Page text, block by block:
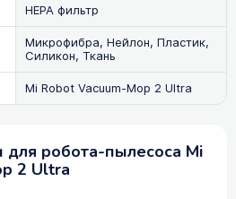
HEPA фильтр
Микрофибра, Нейлон, Пластик,
Силикон, Ткань
Mi Robot Vacuum-Mop 2 Ultra
робота-пылесоса Mi
2 Ultra